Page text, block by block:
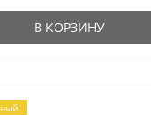
В КОРЗИНУ